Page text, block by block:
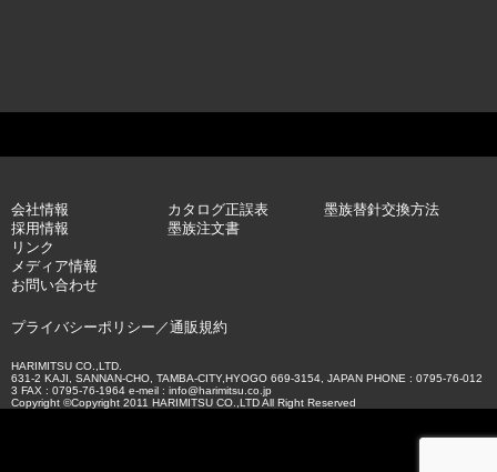
会社情報
採用情報
リンク
メディア情報
お問い合わせ
カタログ正誤表
墨族注文書
墨族替針交換方法
プライバシーポリシー ／通販規約
HARIMITSU CO.,LTD.
631-2 KAJI, SANNAN-CHO, TAMBA-CITY,HYOGO 669-3154, JAPAN PHONE : 0795-76-012
3 FAX : 0795-76-1964 e-meil : info@harimitsu.co.jp
Copyright ©Copyright 2011 HARIMITSU CO.,LTD All Right Reserved